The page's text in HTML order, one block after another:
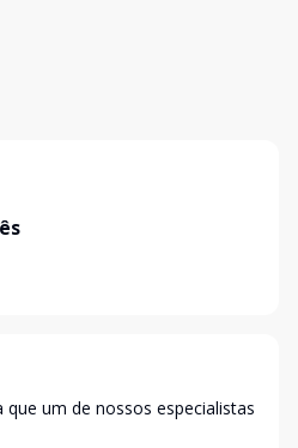
um de nossos especialistas